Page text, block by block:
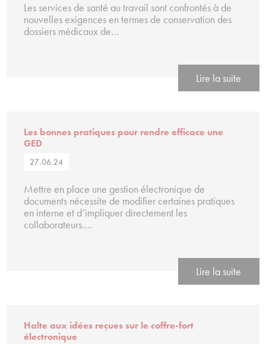
Les services de santé au travail sont confrontés à de
nouvelles exigences en termes de conservation des
dossiers médicaux de…
Lire la suite
Les bonnes pratiques pour rendre efficace une
GED
27.06.24
Mettre en place une gestion électronique de
documents nécessite de modifier certaines pratiques
en interne et d’impliquer directement les
collaborateurs….
Lire la suite
Halte aux idées reçues sur le coffre-fort
électronique